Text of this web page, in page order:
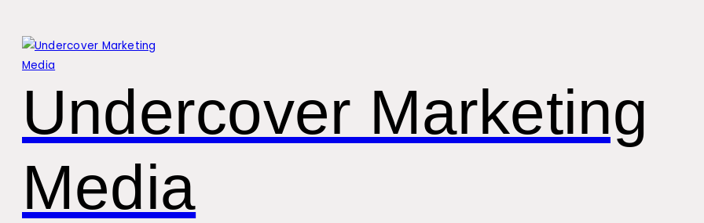
Undercover Marketing
Media